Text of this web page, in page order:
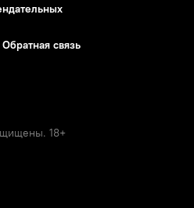
Обратная связь
18+